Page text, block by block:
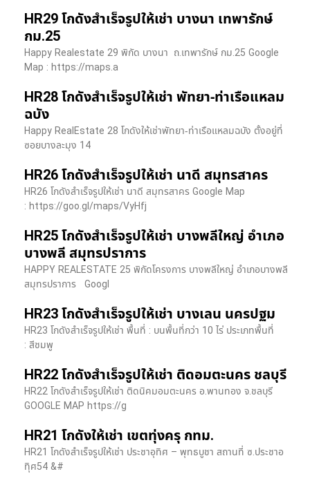
HR29 โกดังสำเร็จรูปให้เช่า บางนา เทพารักษ์
กม.25
Happy Realestate 29 พิกัด บางนา​ ถ.เทพารักษ์ กม.25 Google
Map : ​https://maps.a
HR28 โกดังสำเร็จรูปให้เช่า พัทยา-ท่าเรือแหลม
ฉบัง
Happy RealEstate 28 โกดังให้เช่าพัทยา-ท่าเรือแหลมฉบัง ตั้งอยู่ที่
ซอยบางละมุง 14
HR26 โกดังสำเร็จรูปให้เช่า นาดี สมุทรสาคร
HR26 โกดังสำเร็จรูปให้เช่า นาดี สมุทรสาคร Google Map
: https://goo.gl/maps/VyHfj
HR25 โกดังสำเร็จรูปให้เช่า บางพลีใหญ่ อำเภอ
บางพลี สมุทรปราการ
HAPPY REALESTATE 25 พิกัดโครงการ บางพลีใหญ่ อำเภอบางพลี
สมุทรปราการ Googl
HR23 โกดังสำเร็จรูปให้เช่า บางเลน นครปฐม
HR23 โกดังสำเร็จรูปให้เช่า พื้นที่ : บนพื้นที่กว่า 10 ไร่ ประเภทพื้นที่
: สีชมพู
HR22 โกดังสำเร็จรูปให้เช่า ติดอมตะนคร ชลบุรี
HR22 โกดังสำเร็จรูปให้เช่า ติดนิคมอมตะนคร อ.พานทอง จ.ชลบุรี
GOOGLE MAP https://g
HR21 โกดังให้เช่า เขตทุ่งครุ กทม.
HR21 โกดังสำเร็จรูปให้เช่า ประชาอุทิศ – พุทธบูชา สถานที่ ซ.ประชาอ
ทุิศ54 &#